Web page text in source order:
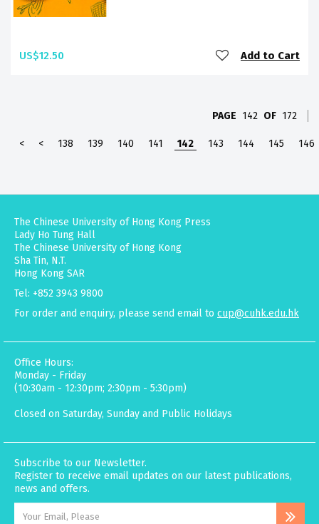
US$12.50 Add to Cart
PAGE 142 OF 172
< < 138 139 140 141 142 143 144 145 146
The Chinese University of Hong Kong Press
Lady Ho Tung Hall
The Chinese University of Hong Kong
Sha Tin, N.T.
Hong Kong SAR
Tel: +852 3943 9800
For order and enquiry, please send email to cup@cuhk.edu.hk
Office Hours:
Monday - Friday
(10:30am - 12:30pm; 2:30pm - 5:30pm)
Closed on Saturday, Sunday and Public Holidays
Subscribe to our Newsletter.
Register to receive email updates on our latest publications,
news and offers.